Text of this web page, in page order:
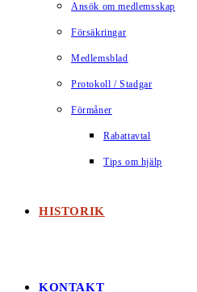
Ansök om medlemsskap
Försäkringar
Medlemsblad
Protokoll / Stadgar
Förmåner
Rabattavtal
Tips om hjälp
HISTORIK
KONTAKT